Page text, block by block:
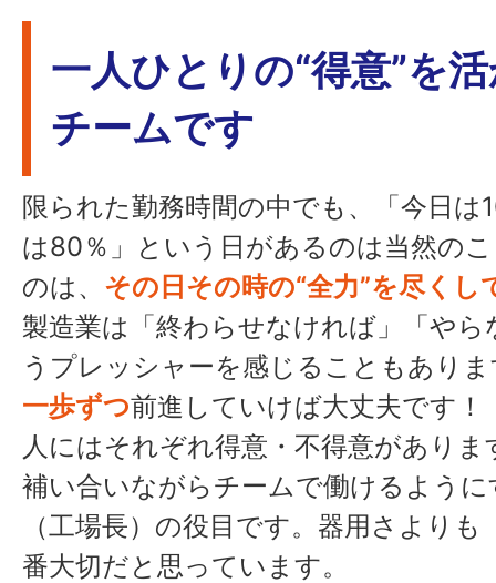
一人ひとりの“得意”を
チームです
限られた勤務時間の中でも、「今日は
は80％」という日があるのは当然の
のは、 その日その時の“全力”を尽くし
製造業は「終わらせなければ」「や
うプレッシャーを感じることもあり
一歩ずつ前進していけば大丈夫です！
人にはそれぞれ得意・不得意があり
補い合いながらチームで働けるよう
（工場長）の役目です。器用さより
番大切だと思っています。